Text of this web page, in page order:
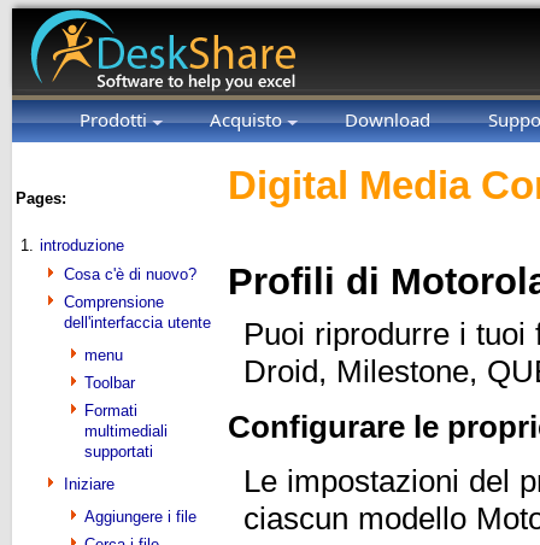
Prodotti Acquisto Download
Pages:
1. introduzione
Cosa c'è di nuovo?
Comprensione
dell'interfaccia utente
menu
Toolbar
Formati
multimediali
supportati
Iniziare
Aggiungere i file
Digital Media
Profili di
Puoi riprodurre i
Droid, Milestone,
Configurare le
Le impostazioni del
ciascun modello